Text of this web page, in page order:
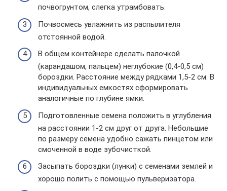
почвогрунтом, слегка утрамбовать.
Почвосмесь увлажнить из распылителя
отстоянной водой.
В общем контейнере сделать палочкой
(карандашом, пальцем) неглубокие (0,4-0,5 см)
бороздки. Расстояние между рядками 1,5-2 см. В
индивидуальных емкостях сформировать
аналогичные по глубине ямки.
Подготовленные семена положить в углубления
на расстоянии 1-2 см друг от друга. Небольшие
по размеру семена удобно сажать пинцетом или
смоченной в воде зубочисткой.
Засыпать бороздки (лунки) с семенами землей и
хорошо полить с помощью пульверизатора.